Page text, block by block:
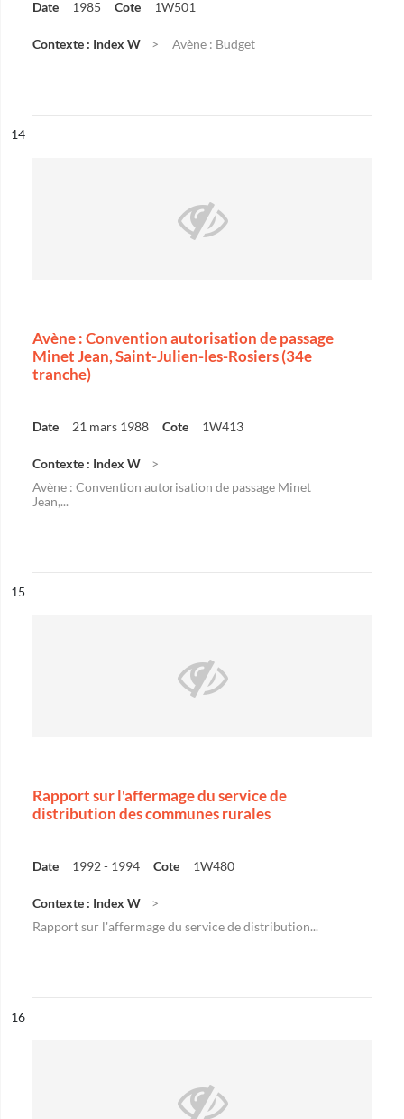
Date 1985 Cote 1W501
Contexte : Index W Avène : Budget
n°
14
Avène : Convention autorisation de passage
Minet Jean, Saint-Julien-les-Rosiers (34e
tranche)
Date 21 mars 1988 Cote 1W413
Contexte : Index W
Avène : Convention autorisation de passage Minet
Jean,...
n°
15
Rapport sur l'affermage du service de
distribution des communes rurales
Date 1992 - 1994 Cote 1W480
Contexte : Index W
Rapport sur l'affermage du service de distribution...
n°
16